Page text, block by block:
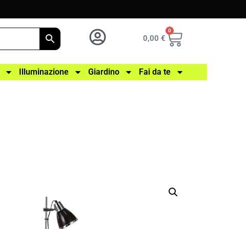
0,00 €
0
Illuminazione Giardino Fai da te